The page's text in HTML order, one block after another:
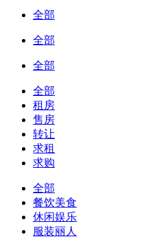
全部
全部
全部
全部
租房
售房
转让
求租
求购
全部
餐饮美食
休闲娱乐
服装丽人